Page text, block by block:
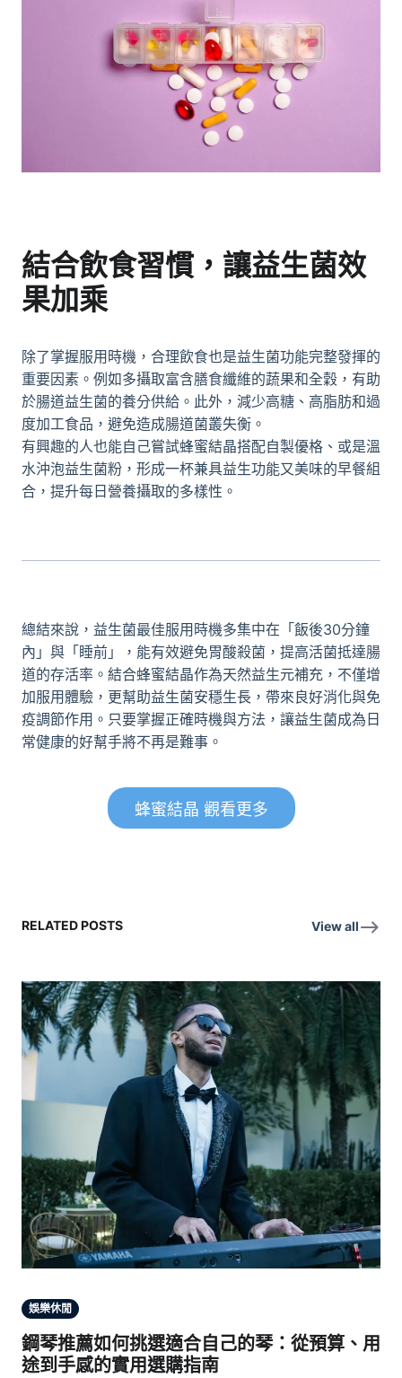
結合飲食習慣，讓益生菌效
果加乘
除了掌握服用時機，合理飲食也是益生菌功能完整發揮的
重要因素。例如多攝取富含膳食纖維的蔬果和全穀，有助
於腸道益生菌的養分供給。此外，減少高糖、高脂肪和過
度加工食品，避免造成腸道菌叢失衡。
有興趣的人也能自己嘗試蜂蜜結晶搭配自製優格、或是溫
水沖泡益生菌粉，形成一杯兼具益生功能又美味的早餐組
合，提升每日營養攝取的多樣性。
總結來說，益生菌最佳服用時機多集中在「飯後30分鐘
內」與「睡前」，能有效避免胃酸殺菌，提高活菌抵達腸
道的存活率。結合蜂蜜結晶作為天然益生元補充，不僅增
加服用體驗，更幫助益生菌安穩生長，帶來良好消化與免
疫調節作用。只要掌握正確時機與方法，讓益生菌成為日
常健康的好幫手將不再是難事。
蜂蜜結晶 觀看更多
RELATED POSTS View all
娛樂休閒
鋼琴推薦如何挑選適合自己的琴：從預算、用
途到手感的實用選購指南